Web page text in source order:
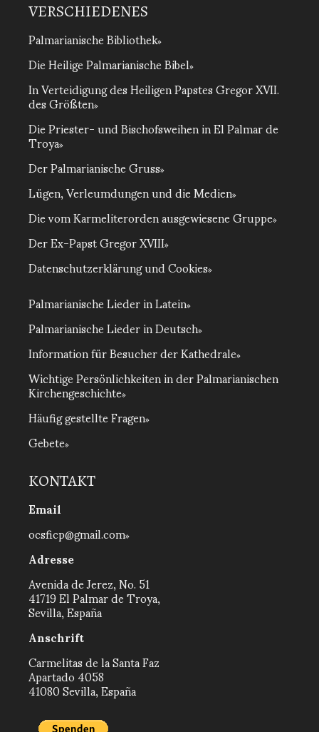
VERSCHIEDENES
Palmarianische Bibliothek
Die Heilige Palmarianische Bibel
In Verteidigung des Heiligen Papstes Gregor XVII.
des Größten
Die Priester- und Bischofsweihen in El Palmar de
Troya
Der Palmarianische Gruss
Lügen, Verleumdungen und die Medien
Die vom Karmeliterorden ausgewiesene Gruppe
Der Ex-Papst Gregor XVIII
Datenschutzerklärung und Cookies
Palmarianische Lieder in Latein
Palmarianische Lieder in Deutsch
Information für Besucher der Kathedrale
Wichtige Persönlichkeiten in der Palmarianischen
Kirchengeschichte
Häufig gestellte Fragen
Gebete
KONTAKT
Email
ocsficp@gmail.com
Adresse
Avenida de Jerez, No. 51
41719 El Palmar de Troya,
Sevilla, España
Anschrift
Carmelitas de la Santa Faz
Apartado 4058
41080 Sevilla, España